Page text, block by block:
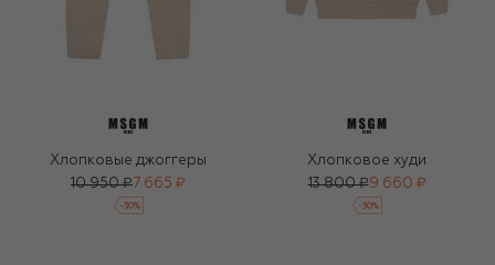
Хлопковые джоггеры
10 950 ₽7 665 ₽
-30%
Хлопковое худи
13 800 ₽9 660 ₽
-30%